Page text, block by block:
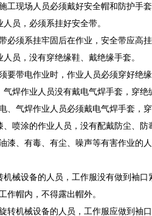
工现场人员必须戴好安全帽和防护手套
员，必须系挂好安全带。
必须系挂牢固后在作业，安全带应高挂
员，没有穿绝缘鞋、戴绝缘手套。
要带电作业时，作业人员必须穿好绝缘
气焊作业人员没有戴电气焊手套，穿绝
、气焊作业人员必须戴电气焊手套，
、喷涂的作业人员，没有配戴防尘、防
漆、有毒、有尘、噪声等有害作业的
机械设备的人员，工作服没有做到袖
作帽内，不得露出帽外。
转机械设备的人员，工作服应做到袖